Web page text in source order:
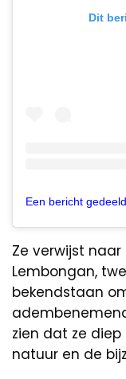
Dit
Ze verwijst naar
Lembongan,
bekendstaan
zien dat ze
natuur en de